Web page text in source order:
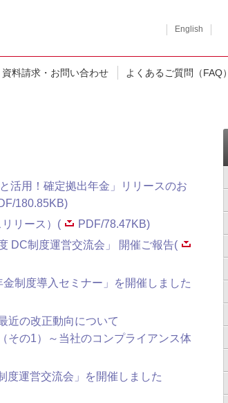
English
資料請求・お問い合わせ よくあるご質問（FAQ）
活用！確定拠出年金」リリースのお
180.85KB)
リース）(
PDF/78.47KB)
DC制度運営交流会」 開催ご報告(
制度導入セミナー」を開催しました
近の改正動向について
その1）～当社のコンプライアンス体
度運営交流会」を開催しました